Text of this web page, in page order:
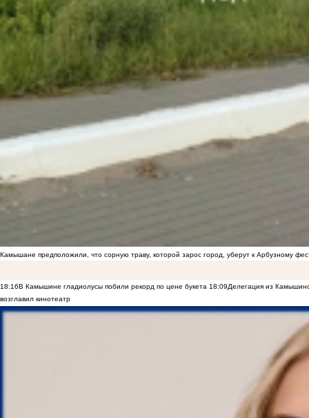
Камышане предположили, что сорную траву, которой зарос город, уберут к Арбузному
18:16В Камышине гладиолусы побили рекорд по цене букета 18:09Делегация из
возглавил кинотеатр